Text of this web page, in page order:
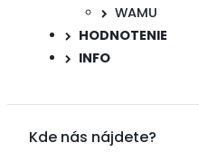
WAMU
HODNOTENIE
INFO
Kde nás nájdete?